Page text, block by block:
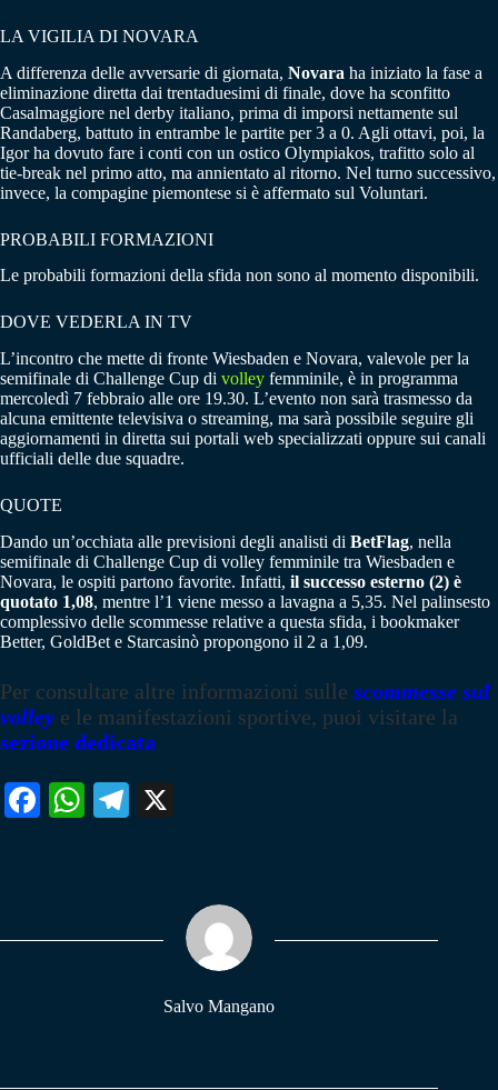
LA VIGILIA DI NOVARA
A differenza delle avversarie di giornata, Novara ha iniziato la fase a
eliminazione diretta dai trentaduesimi di finale, dove ha sconfitto
Casalmaggiore nel derby italiano, prima di imporsi nettamente sul
Randaberg, battuto in entrambe le partite per 3 a 0. Agli ottavi, poi, la
Igor ha dovuto fare i conti con un ostico Olympiakos, trafitto solo al
tie-break nel primo atto, ma annientato al ritorno. Nel turno successivo,
invece, la compagine piemontese si è affermato sul Voluntari.
PROBABILI FORMAZIONI
Le probabili formazioni della sfida non sono al momento disponibili.
DOVE VEDERLA IN TV
L’incontro che mette di fronte Wiesbaden e Novara, valevole per la
semifinale di Challenge Cup di volley femminile, è in programma
mercoledì 7 febbraio alle ore 19.30. L’evento non sarà trasmesso da
alcuna emittente televisiva o streaming, ma sarà possibile seguire gli
aggiornamenti in diretta sui portali web specializzati oppure sui canali
ufficiali delle due squadre.
QUOTE
Dando un’occhiata alle previsioni degli analisti di BetFlag, nella
semifinale di Challenge Cup di volley femminile tra Wiesbaden e
Novara, le ospiti partono favorite. Infatti, il successo esterno (2) è
quotato 1,08, mentre l’1 viene messo a lavagna a 5,35. Nel palinsesto
complessivo delle scommesse relative a questa sfida, i bookmaker
Better, GoldBet e Starcasinò propongono il 2 a 1,09.
Per consultare altre informazioni sulle scommesse sul
volley e le manifestazioni sportive, puoi visitare la
sezione dedicata
Fa W
pp
Te
m
Salvo Mangano